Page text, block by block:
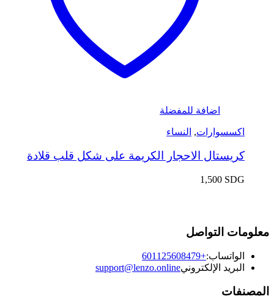
اضافة للمفضلة
اكسسوارات, النساء
كريستال الاحجار الكريمة على شكل قلب قلادة
1,500 SDG
معلومات التواصل
الواتساب:+601125608479
البريد الإلكترونيsupport@lenzo.online
المصنفات